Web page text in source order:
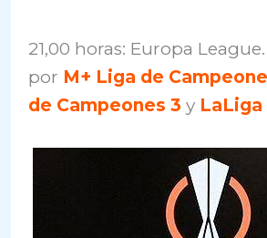
21,00 horas: Europa League.
por M+ Liga de
de Campeones 3 y LaLiga